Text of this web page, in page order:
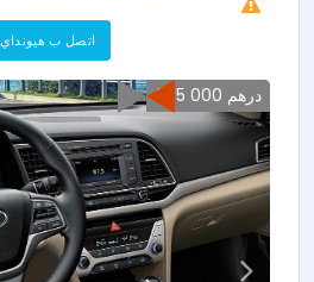
اتصل ب هيونداي
275 000 درهم